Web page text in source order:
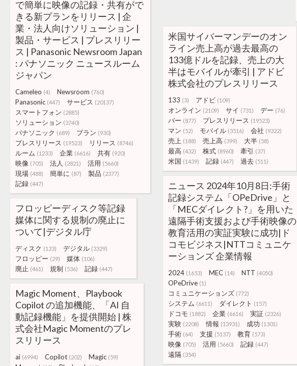
で簡単に映像の記録・共有がで
きる新プランをリリース | 企
業・法人向けソリューション |
製品・サービス | プレスリリー
ス | Panasonic Newsroom Japan
: パナソニック ニュースルーム
ジャパン
Cameleo (4) Newsroom (760)
Panasonic (447) サービス (20137)
スマートフォン (2885)
ソリューション (3740)
パナソニック (689) プラン (930)
プレスリリース (19523) リリース (8746)
ルーム (1233) 企業 (6616) 共有 (920)
映像 (705) 法人 (2821) 活用 (5660)
現場 (488) 簡単に (87) 製品 (2377)
記録 (447)
米国サイバーマンデーのオン
ライン売上高が過去最高の
133億ドルを記録、売上の大
半はモバイルが牽引 | アドビ
株式会社のプレスリリース
133 (3) アドビ (109)
オンライン (2109) サイ (731) デー (76)
バー (877) プレスリリース (19523)
マン (52) モバイル (3516) 会社 (9322)
売上 (188) 売上高 (399) 大半 (58)
最高 (432) 株式 (8960) 牽引 (37)
米国 (1439) 記録 (447) 過去 (511)
ニュース 2024年10月8日:手術
記録システム「OPeDrive」と
「MECダイレクト?」を用いた
遠隔手術支援および手術映像の
教育活用の実証実験に成功|ド
コモビジネス|NTTコミュニケ
ーションズ 企業情報
2024 (1653) MEC (14) NTT (4050)
OPeDrive (1)
コミュニケーションズ (772)
システム (6611) ダイレクト (157)
ドコモ (1882) 企業 (6616) 実証 (2326)
実験 (2208) 情報 (13931) 成功 (1301)
手術 (64) 支援 (5137) 教育 (573)
映像 (705) 活用 (5660) 記録 (447)
遠隔 (354)
フロッピーディスク等記録
媒体に関する規制の廃止に
ついて|デジタル庁
ディスク (123) デジタル (3329)
フロッピー (29) 媒体 (106)
廃止 (461) 規制 (536) 記録 (447)
Magic Moment、Playbook
Copilot の追加機能、「AI 自
動記録機能」を提供開始 | 株
式会社Magic Momentのプレ
スリリース
ai (6994) Copilot (202) Magic (59)